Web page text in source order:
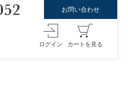
お問い合わせ
ログイン カートを見る